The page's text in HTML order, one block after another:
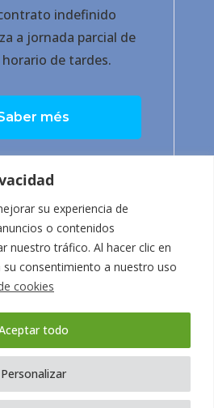
su experiencia de
o contenidos
nuestro tráfico. Al hacer clic en
su consentimiento a nuestro uso
cookies
Personalizar
todo
indefinido
a jornada parcial de
de tardes.
més